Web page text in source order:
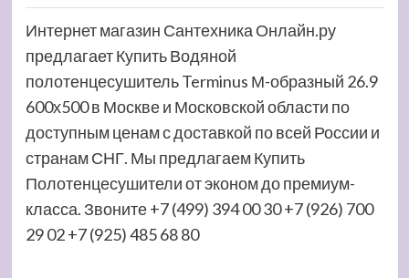
Интернет магазин Сантехника Онлайн.ру
предлагает Купить Водяной
полотенцесушитель Terminus М-образный 26.9
600х500 в Москве и Московской области по
доступным ценам с доставкой по всей России и
странам СНГ. Мы предлагаем Купить
Полотенцесушители от эконом до премиум-
класса. Звоните +7 (499) 394 00 30 +7 (926) 700
29 02 +7 (925) 485 68 80